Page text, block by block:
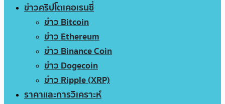
ข่าวคริปโตเคอเรนซี่
ข่าว Bitcoin
ข่าว Ethereum
ข่าว Binance Coin
ข่าว Dogecoin
ข่าว Ripple (XRP)
ราคาและการวิเคราะห์